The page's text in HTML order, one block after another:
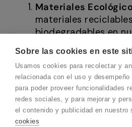
Sobre las cookies en este
Usamos cookies para recolectar y
relacionada con el uso y
para poder proveer funcionalidades
redes sociales, y para mejorar y
el contenido y publicidad en nuestro
cookies
Materiales
materiales
biodegradables en
Eficiencia
diseñados para
de energía y agua.
Reducción de
productos que
generación de